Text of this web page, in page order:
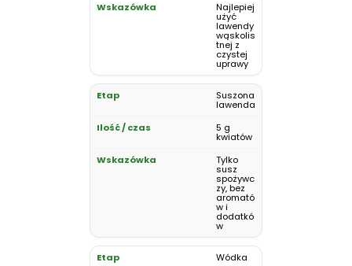
Najlepiej
użyć
lawendy
wąskolis
tnej z
czystej
uprawy
Suszona
lawenda
5 g
kwiatów
Tylko
susz
spożywc
zy, bez
aromató
w i
dodatkó
w
Wódka